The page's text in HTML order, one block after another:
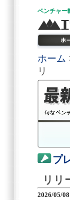
ベンチャー
ホーム
リ
プ
リリ
2026/05/08